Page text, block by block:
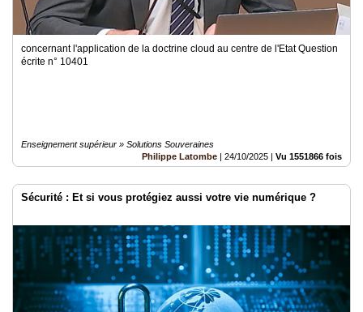
concernant l'application de la doctrine cloud au centre de l'Etat Question
écrite n° 10401
Enseignement supérieur » Solutions Souveraines
Philippe Latombe | 24/10/2025 | Vu 1551866 fois
Sécurité : Et si vous protégiez aussi votre vie numérique ?